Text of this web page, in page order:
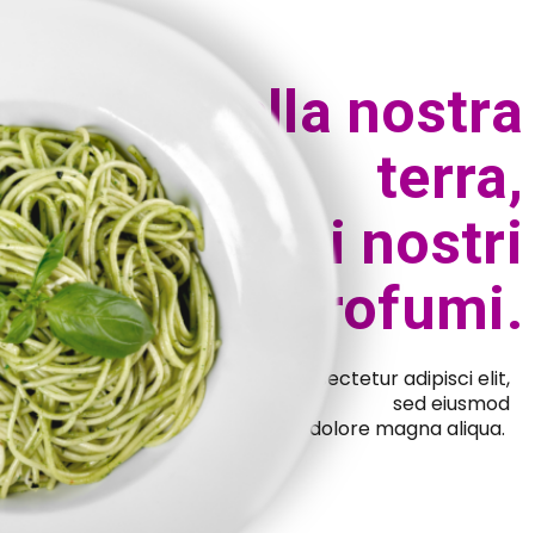
Parla della nostra
terra,
trasporta i nostri
profumi.
Lorem ipsum dolor sit amet, consectetur adipisci elit,
sed eiusmod
tempor incidunt ut labore et dolore magna aliqua.